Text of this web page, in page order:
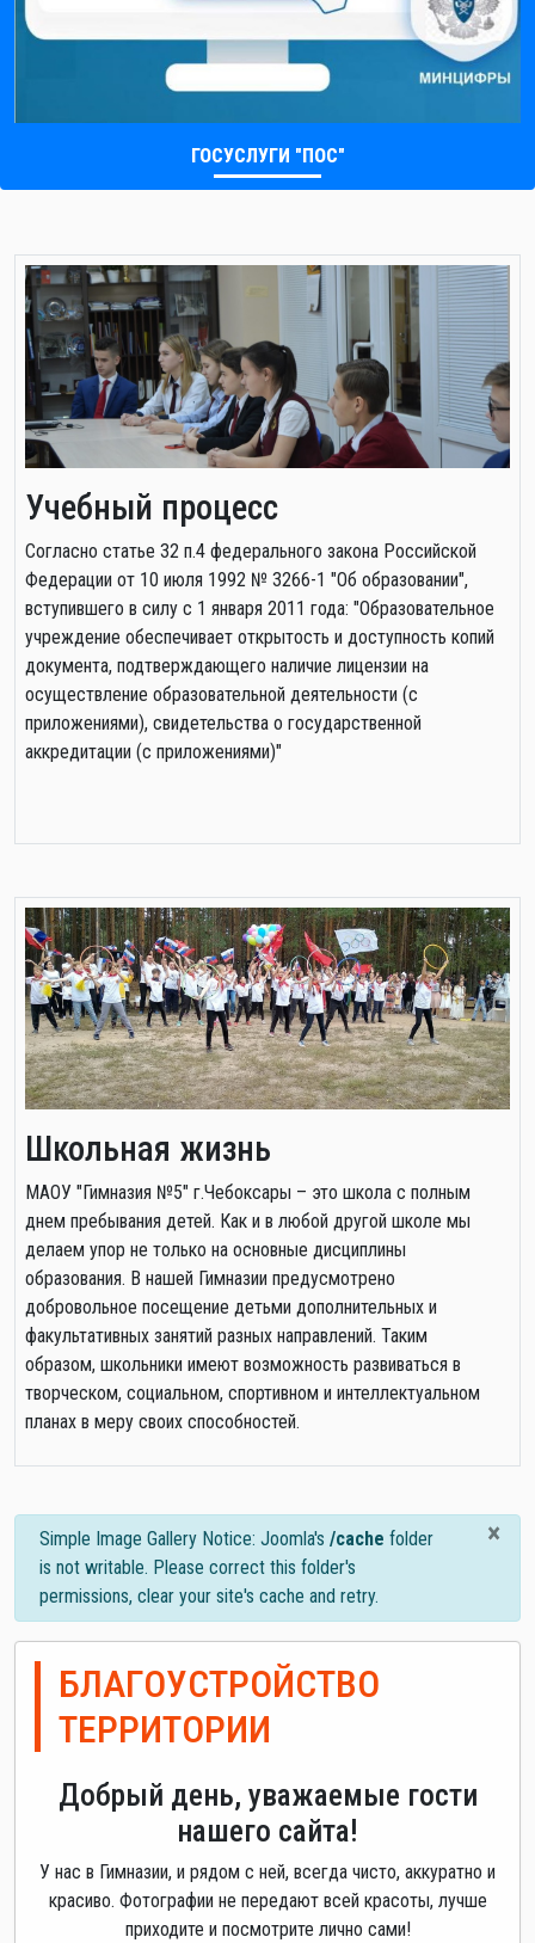
ГОСУСЛУГИ "ПОС"
Учебный процесс
Cогласно статье 32 п.4 федерального закона Российской
Федерации от 10 июля 1992 № 3266-1 "Об образовании",
вступившего в силу с 1 января 2011 года: "Образовательное
учреждение обеспечивает открытость и доступность копий
документа, подтверждающего наличие лицензии на
осуществление образовательной деятельности (с
приложениями), свидетельства о государственной
аккредитации (с приложениями)"
Школьная жизнь
МАОУ "Гимназия №5" г.Чебоксары – это школа с полным
днем пребывания детей. Как и в любой другой школе мы
делаем упор не только на основные дисциплины
образования. В нашей Гимназии предусмотрено
добровольное посещение детьми дополнительных и
факультативных занятий разных направлений. Таким
образом, школьники имеют возможность развиваться в
творческом, социальном, спортивном и интеллектуальном
планах в меру своих способностей.
×
info
Simple Image Gallery Notice: Joomla's /cache folder
is not writable. Please correct this folder's
permissions, clear your site's cache and retry.
БЛАГОУСТРОЙСТВО
ТЕРРИТОРИИ
Добрый день, уважаемые гости
нашего сайта!
У нас в Гимназии, и рядом с ней, всегда чисто, аккуратно и
красиво. Фотографии не передают всей красоты, лучше
приходите и посмотрите лично сами!